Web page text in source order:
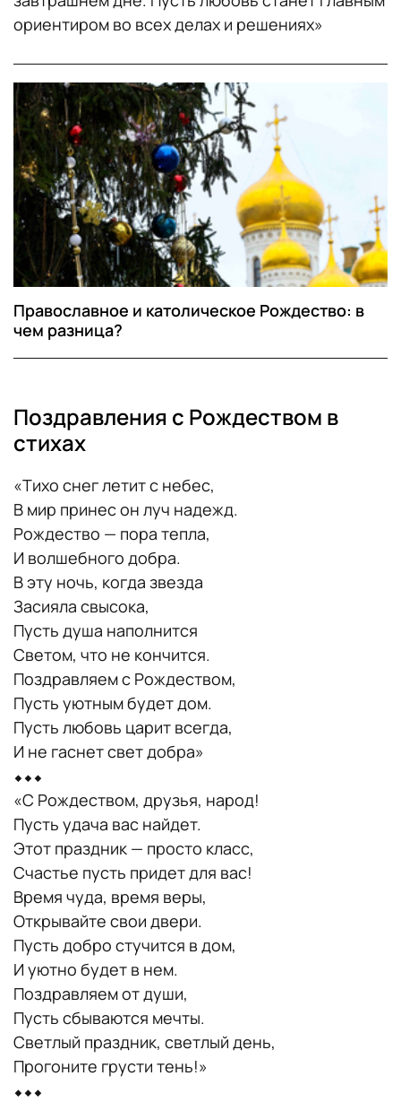
ориентиром во всех делах и решениях»
Православное и католическое Рождество: в
чем разница?
Поздравления с Рождеством в
стихах
«Тихо снег летит с небес,
В мир принес он луч надежд.
Рождество — пора тепла,
И волшебного добра.
В эту ночь, когда звезда
Засияла свысока,
Пусть душа наполнится
Светом, что не кончится.
Поздравляем с Рождеством,
Пусть уютным будет дом.
Пусть любовь царит всегда,
И не гаснет свет добра»
⬥⬥⬥
«С Рождеством, друзья, народ!
Пусть удача вас найдет.
Этот праздник — просто класс,
Счастье пусть придет для вас!
Время чуда, время веры,
Открывайте свои двери.
Пусть добро стучится в дом,
И уютно будет в нем.
Поздравляем от души,
Пусть сбываются мечты.
Светлый праздник, светлый день,
Прогоните грусти тень!»
⬥⬥⬥